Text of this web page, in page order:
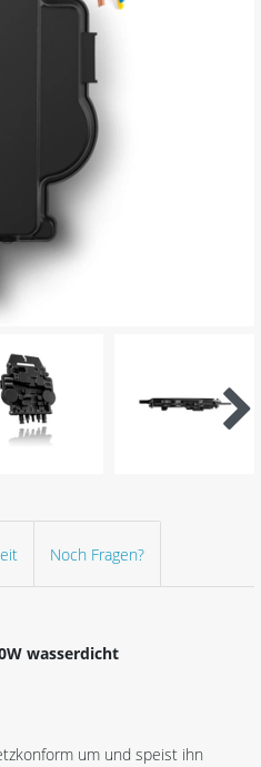
Noch Fragen?
wasserdicht
um und speist ihn